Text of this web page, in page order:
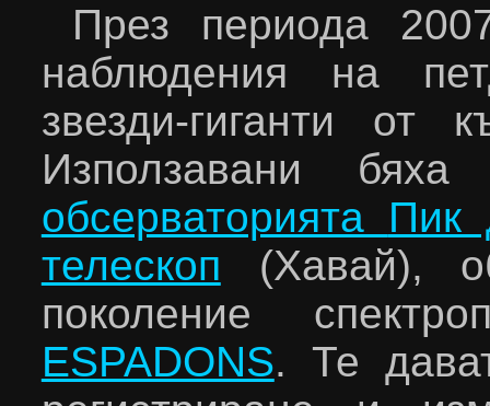
През периода
наблюдения на
звезди-гиганти от
Използавани
обсерваторията Пик
телескоп (Хавай),
поколение
ESPADONS. Те